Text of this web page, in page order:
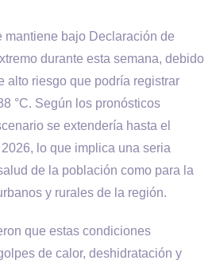
mantiene bajo Declaración de
durante esta semana, debido
alto riesgo que podría registrar
°C. Según los pronósticos
se extendería hasta el
lo que implica una seria
de la población como para la
y rurales de la región.
que estas condiciones
de calor, deshidratación y